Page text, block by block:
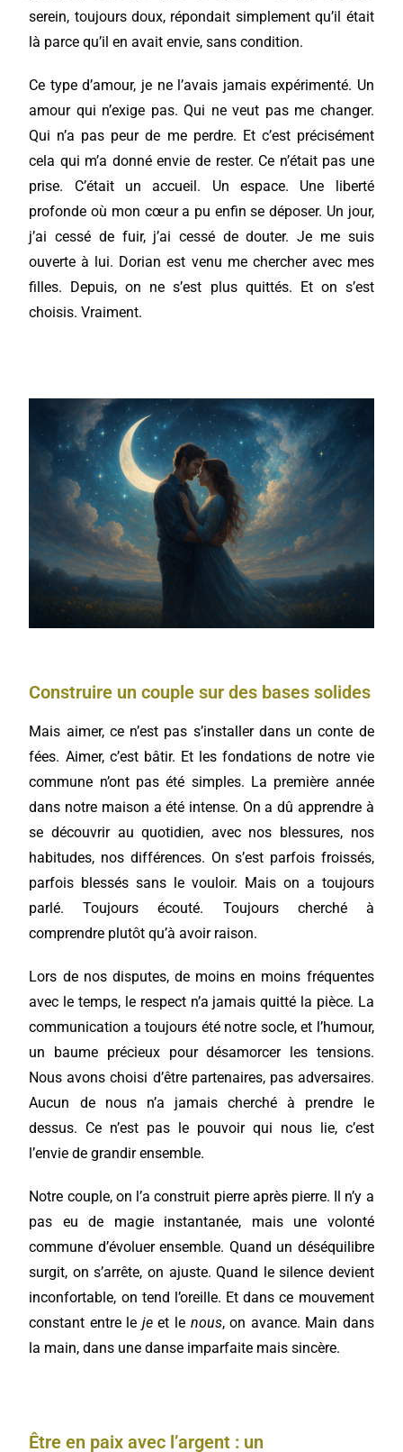
serein, toujours doux, répondait simplement qu’il était
là parce qu’il en avait envie, sans condition.
Ce type d’amour, je ne l’avais jamais expérimenté. Un
amour qui n’exige pas. Qui ne veut pas me changer.
Qui n’a pas peur de me perdre. Et c’est précisément
cela qui m’a donné envie de rester. Ce n’était pas une
prise. C’était un accueil. Un espace. Une liberté
profonde où mon cœur a pu enfin se déposer. Un jour,
j’ai cessé de fuir, j’ai cessé de douter. Je me suis
ouverte à lui. Dorian est venu me chercher avec mes
filles. Depuis, on ne s’est plus quittés. Et on s’est
choisis. Vraiment.
Construire un couple sur des bases solides
Mais aimer, ce n’est pas s’installer dans un conte de
fées. Aimer, c’est bâtir. Et les fondations de notre vie
commune n’ont pas été simples. La première année
dans notre maison a été intense. On a dû apprendre à
se découvrir au quotidien, avec nos blessures, nos
habitudes, nos différences. On s’est parfois froissés,
parfois blessés sans le vouloir. Mais on a toujours
parlé. Toujours écouté. Toujours cherché à
comprendre plutôt qu’à avoir raison.
Lors de nos disputes, de moins en moins fréquentes
avec le temps, le respect n’a jamais quitté la pièce. La
communication a toujours été notre socle, et l’humour,
un baume précieux pour désamorcer les tensions.
Nous avons choisi d’être partenaires, pas adversaires.
Aucun de nous n’a jamais cherché à prendre le
dessus. Ce n’est pas le pouvoir qui nous lie, c’est
l’envie de grandir ensemble.
Notre couple, on l’a construit pierre après pierre. Il n’y a
pas eu de magie instantanée, mais une volonté
commune d’évoluer ensemble. Quand un déséquilibre
surgit, on s’arrête, on ajuste. Quand le silence devient
inconfortable, on tend l’oreille. Et dans ce mouvement
constant entre le jeet le nous, on avance. Main dans
la main, dans une danse imparfaite mais sincère.
Être en paix avec l’argent : un